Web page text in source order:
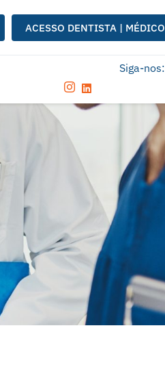
ACESSO DENTISTA | MÉDICO
Siga-nos: